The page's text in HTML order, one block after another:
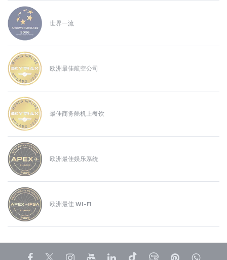
世界一流
欧洲最佳航空公司
最佳商务舱机上餐饮
欧洲最佳娱乐系统
欧洲最佳 WI-FI
Facebook
TwitterInstagram
YouTube
领英抖音博客Pinterest